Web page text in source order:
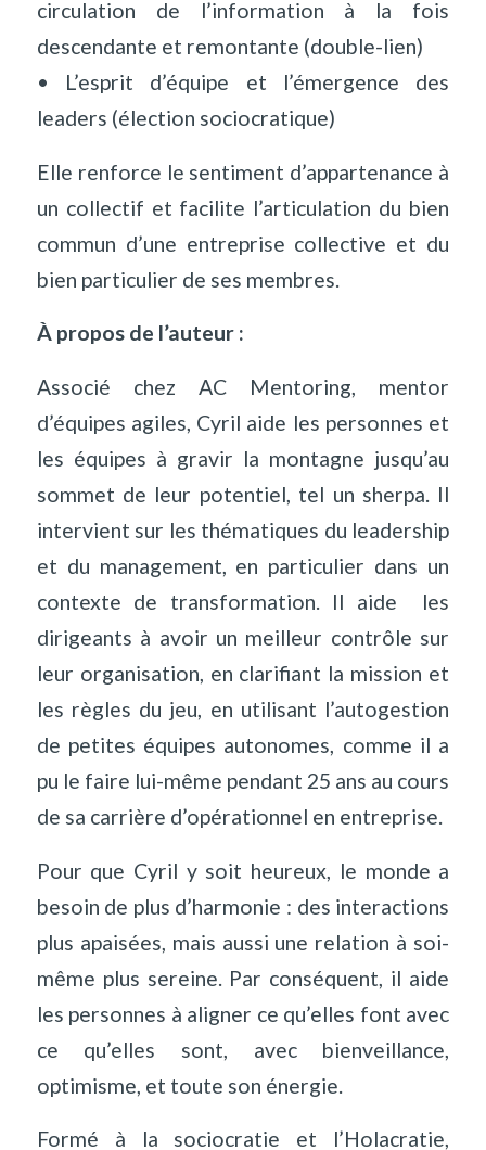
circulation de l’information à la fois
descendante et remontante (double-lien)
• L’esprit d’équipe et l’émergence des
leaders (élection sociocratique)
Elle renforce le sentiment d’appartenance à
un collectif et facilite l’articulation du bien
commun d’une entreprise collective et du
bien particulier de ses membres.
À propos de l’auteur :
Associé chez AC Mentoring, mentor
d’équipes agiles, Cyril aide les personnes et
les équipes à gravir la montagne jusqu’au
sommet de leur potentiel, tel un sherpa. Il
intervient sur les thématiques du leadership
et du management, en particulier dans un
contexte de transformation. Il aide les
dirigeants à avoir un meilleur contrôle sur
leur organisation, en clarifiant la mission et
les règles du jeu, en utilisant l’autogestion
de petites équipes autonomes, comme il a
pu le faire lui-même pendant 25 ans au cours
de sa carrière d’opérationnel en entreprise.
Pour que Cyril y soit heureux, le monde a
besoin de plus d’harmonie : des interactions
plus apaisées, mais aussi une relation à soi-
même plus sereine. Par conséquent, il aide
les personnes à aligner ce qu’elles font avec
ce qu’elles sont, avec bienveillance,
optimisme, et toute son énergie.
Formé à la sociocratie et l’Holacratie,